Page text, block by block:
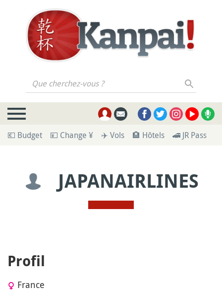
Que cherchez-vous ?
💶 Budget 💴 Change ¥ ✈️ Vols 🏨 Hôtels 🚄 JR Pass
JAPANAIRLINES
Profil
France